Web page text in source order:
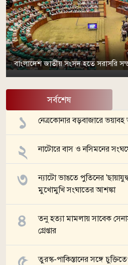
বাংলাদেশ জাতীয় সংসদ হতে সরাসরি
সর্বশেষ
নেত্রকোনার বড়বাজারে
নাটোরে বাস ও নসিমনের
ন্যাটো ভাঙতে পুতিনের
মুখোমুখি সংঘাতের আশঙ্কা
তনু হত্যা মামলায় সাবেক
গ্রেপ্তার
তুরস্ক-পাকিস্তানের সঙ্গে